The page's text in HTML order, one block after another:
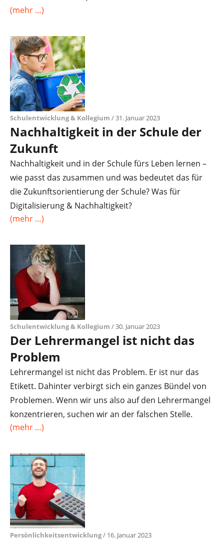
(mehr …)
Schulentwicklung & Kollegium / 31. Januar 2023
Nachhaltigkeit in der Schule der
Zukunft ​
Nachhaltigkeit und in der Schule fürs Leben lernen –
wie passt das zusammen und was bedeutet das für
die Zukunftsorientierung der Schule? Was für
Digitalisierung & Nachhaltigkeit?
(mehr …)
Schulentwicklung & Kollegium / 30. Januar 2023
Der Lehrermangel ist nicht das
Problem
Lehrermangel ist nicht das Problem. Er ist nur das
Etikett. Dahinter verbirgt sich ein ganzes Bündel von
Problemen. Wenn wir uns also auf den Lehrermangel
konzentrieren, suchen wir an der falschen Stelle.
(mehr …)
Persönlichkeitsentwicklung/ 16. Januar 2023